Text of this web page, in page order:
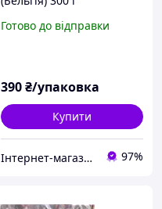
Готово до відправки
390₴/упаковка
Купити
Інтернет-магазин MixMarket 97%